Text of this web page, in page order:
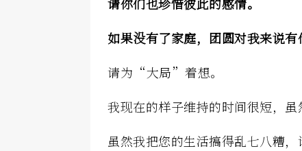
如果没有了家庭，团圆对我来说有
请为“大局”着想。
我现在的样子维持的时间很短，虽
虽然我把您的生活搞得乱七八糟，